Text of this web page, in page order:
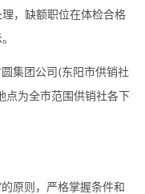
，缺额职位在体检合格
集团公司(东阳市供销社
点为全市范围供销社各下
原则，严格掌握条件和